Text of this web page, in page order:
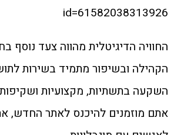
id=61582038313926
החוויה הדיגיטלית מהווה צעד נוסף
הקהילה ובשיפור מתמיד בשירות
השקעה בתשתיות, מקצועיות
אתם מוזמנים להיכנס לאתר החדש,